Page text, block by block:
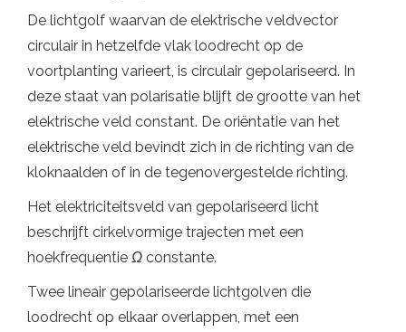
De lichtgolf waarvan de elektrische veldvector
circulair in hetzelfde vlak loodrecht op de
voortplanting varieert, is circulair gepolariseerd. In
deze staat van polarisatie blijft de grootte van het
elektrische veld constant. De oriëntatie van het
elektrische veld bevindt zich in de richting van de
kloknaalden of in de tegenovergestelde richting.
Het elektriciteitsveld van gepolariseerd licht
beschrijft cirkelvormige trajecten met een
hoekfrequentie Ω constante.
Twee lineair gepolariseerde lichtgolven die
loodrecht op elkaar overlappen, met een